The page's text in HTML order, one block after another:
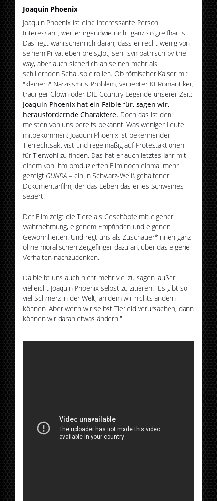
Joaquin Phoenix
Joaquin Phoenix ist eine interessante Person.
Interessant, weil er irgendwie nicht ganz so greifbar ist.
Das liegt wahrscheinlich daran, dass er recht wenig von
seinem Privatleben preisgibt, sehr sympathisch by the
way, aber auch sicherlich an seinen mehr als
schillernden Schauspielrollen. Ob römischer Kaiser mit
"kleinem" Narzissmus-Problem, verliebter KI-Romantiker,
trauriger Clown oder DIE Country-Legende unserer Zeit:
Joaquin Phoenix hat ein Faible für, sagen wir,
herausfordernde Charaktere. Doch das ist den
meisten von uns bereits bekannt. Was weniger Leute
mitbekommen: Joaquin Phoenix ist bekennender
Tierrechtsaktivist und regelmäßig auf Protestaktionen
für Tierwohl zu finden. Das hat er auch letztes Jahr mit
einem von ihm produzierten Film noch einmal mehr
gezeigt GUNDA – ein in Schwarz-Weiß gehaltener
Dokumentarfilm, der das Leben das eines Schweines
seziert.
Der Film zeigt die Tiere als Geschöpfe mit eigener
Wahrnehmung, eigenem Empfinden und eigenen
Gewohnheiten. Und regt uns als Zuschauer*innen ganz
ohne moralischen Zeigefinger dazu an, über das eigene
Verhalten nachzudenken.
Da bleibt uns auch nicht mehr viel zu sagen, außer
vielleicht Joaquin Phoenix selbst zu zitieren: "Es gibt so
viel Schmerz in der Welt, an dem wir nichts ändern
können. Aber wenn wir selbst Tierleid verursachen, dann
können wir daran etwas ändern."